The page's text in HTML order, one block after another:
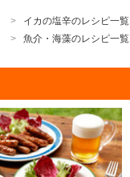
イカの塩辛のレシピ一覧
魚介・海藻のレシピ一覧